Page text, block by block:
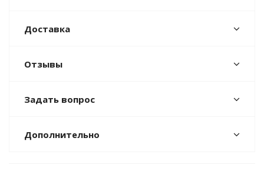
Доставка
Отзывы
Задать вопрос
Дополнительно